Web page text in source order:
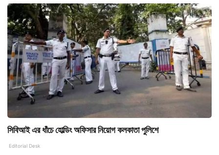
সিবিআই এর ধাঁচে হোল্ডিং অফিসার নিয়োগ কলকাতা পুলিশে
Editorial Desk